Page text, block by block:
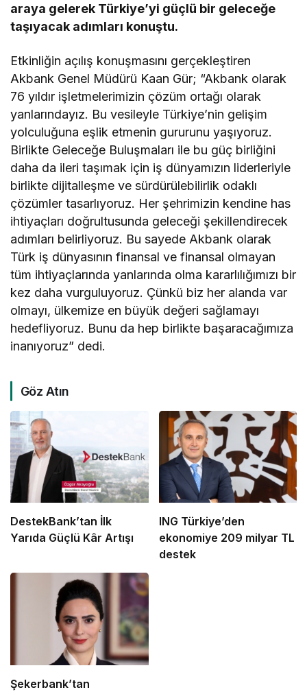
araya gelerek Türkiye’yi güçlü bir geleceğe
taşıyacak adımları konuştu.
Etkinliğin açılış konuşmasını gerçekleştiren
Akbank Genel Müdürü Kaan Gür; “Akbank olarak
76 yıldır işletmelerimizin çözüm ortağı olarak
yanlarındayız. Bu vesileyle Türkiye’nin gelişim
yolculuğuna eşlik etmenin gururunu yaşıyoruz.
Birlikte Geleceğe Buluşmaları ile bu güç birliğini
daha da ileri taşımak için iş dünyamızın liderleriyle
birlikte dijitalleşme ve sürdürülebilirlik odaklı
çözümler tasarlıyoruz. Her şehrimizin kendine has
ihtiyaçları doğrultusunda geleceği şekillendirecek
adımları belirliyoruz. Bu sayede Akbank olarak
Türk iş dünyasının finansal ve finansal olmayan
tüm ihtiyaçlarında yanlarında olma kararlılığımızı bir
kez daha vurguluyoruz. Çünkü biz her alanda var
olmayı, ülkemize en büyük değeri sağlamayı
hedefliyoruz. Bunu da hep birlikte başaracağımıza
inanıyoruz” dedi.
Göz Atın
DestekBank’tan İlk
Yarıda Güçlü Kâr Artışı
ING Türkiye’den
ekonomiye 209 milyar TL
destek
Şekerbank’tan